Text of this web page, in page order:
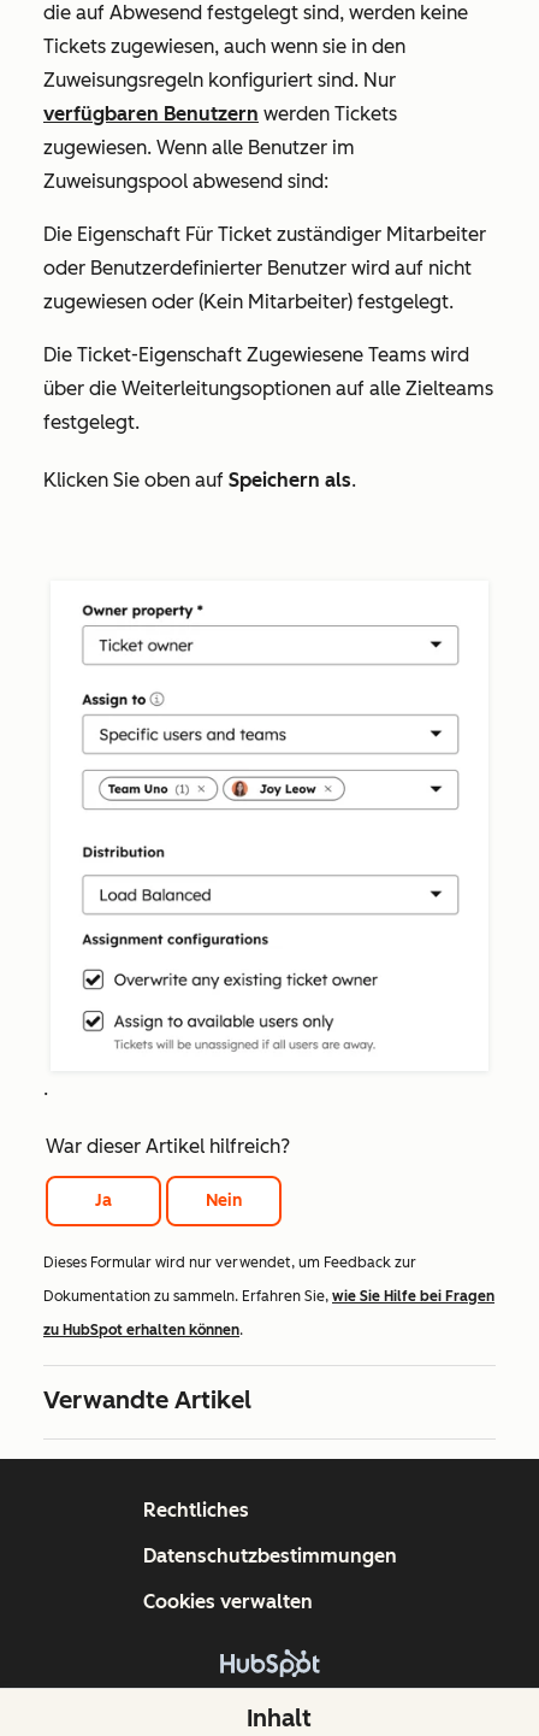
die auf Abwesend festgelegt sind, werden keine
Tickets zugewiesen, auch wenn sie in den
Zuweisungsregeln konfiguriert sind. Nur
verfügbaren Benutzern werden Tickets
zugewiesen. Wenn alle Benutzer im
Zuweisungspool abwesend sind:
Die Eigenschaft Für Ticket zuständiger Mitarbeiter
oder Benutzerdefinierter Benutzer wird auf nicht
zugewiesen oder (Kein Mitarbeiter) festgelegt.
Die Ticket-Eigenschaft Zugewiesene Teams wird
über die Weiterleitungsoptionen auf alle Zielteams
festgelegt.
Klicken Sie oben auf Speichern als.
.
War dieser Artikel hilfreich?
Ja Nein
Dieses Formular wird nur verwendet, um Feedback zur
Dokumentation zu sammeln. Erfahren Sie, wie Sie Hilfe bei Fragen
zu HubSpot erhalten können.
Verwandte Artikel
Inhalt
Copyright © 2026 HubSpot, Inc.
Rechtliches
Datenschutzbestimmungen
Cookies verwalten